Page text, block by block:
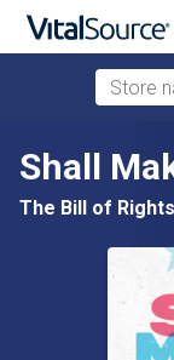
Zum
Store
Shall
The Bill of